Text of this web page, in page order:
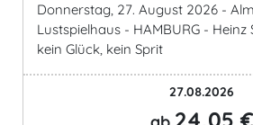
Donnerstag, 27. August 2026 -
Lustspielhaus - HAMBURG - Heinz
kein Glück, kein Sprit
27.08.2026